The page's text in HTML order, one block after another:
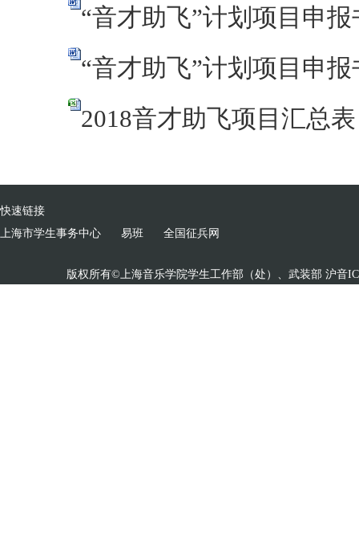
“音才助飞”计划项目申
“音才助飞”计划项目申
2018音才助飞项目汇总
快速链接
上海市学生事务中心
易班 全国征兵网
版权所有©上海音乐学院学生工作部（处）、武装部 沪音